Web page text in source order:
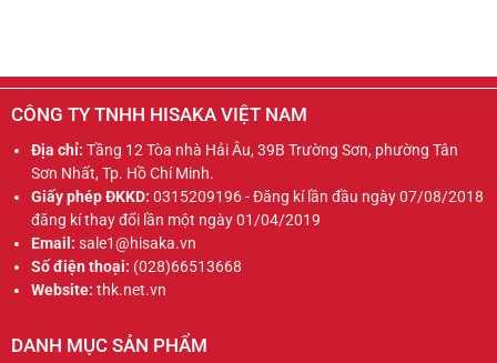
CÔNG TY TNHH HISAKA VIỆT NAM
Địa chỉ: Tầng 12 Tòa nhà Hải Âu, 39B Trường Sơn, phường Tân
Sơn Nhất, Tp. Hồ Chí Minh.
Giấy phép ĐKKD: 0315209196 - Đăng kí lần đầu ngày 07/08/2018
đăng kí thay đổi lần một ngày 01/04/2019
Email: sale1@hisaka.vn
Số điện thoại: (028)66513668
Website: thk.net.vn
DANH MỤC SẢN PHẨM